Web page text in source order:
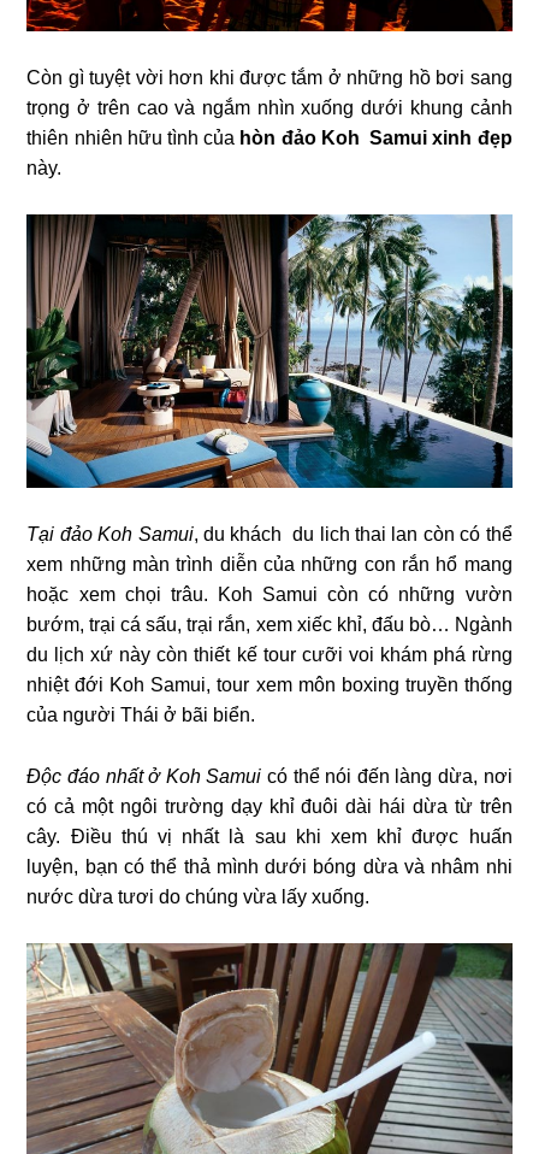
Còn gì tuyệt vời hơn khi được tắm ở những hồ bơi sang
trọng ở trên cao và ngắm nhìn xuống dưới khung cảnh
thiên nhiên hữu tình của hòn đảo Koh Samui xinh đẹp
này.
Tại đảo Koh Samui, du khách du lich thai lan còn có thể
xem những màn trình diễn của những con rắn hổ mang
hoặc xem chọi trâu. Koh Samui còn có những vườn
bướm, trại cá sấu, trại rắn, xem xiếc khỉ, đấu bò… Ngành
du lịch xứ này còn thiết kế tour cưỡi voi khám phá rừng
nhiệt đới Koh Samui, tour xem môn boxing truyền thống
của người Thái ở bãi biển.
Độc đáo nhất ở Koh Samui có thể nói đến làng dừa, nơi
có cả một ngôi trường dạy khỉ đuôi dài hái dừa từ trên
cây. Điều thú vị nhất là sau khi xem khỉ được huấn
luyện, bạn có thể thả mình dưới bóng dừa và nhâm nhi
nước dừa tươi do chúng vừa lấy xuống.